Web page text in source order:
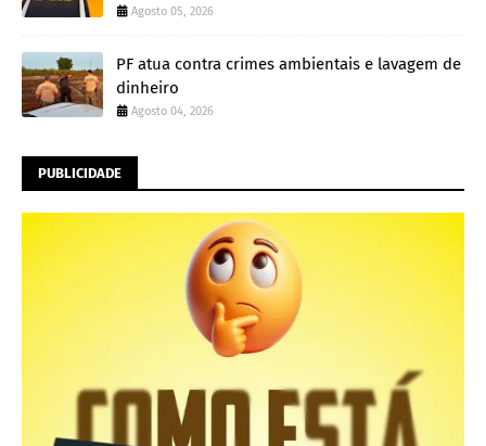
Agosto 05, 2026
PF atua contra crimes ambientais e lavagem de
dinheiro
Agosto 04, 2026
PUBLICIDADE